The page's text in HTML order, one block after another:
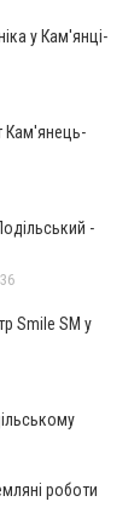
у Кам'янці-
Кам'янець-
-
Smile SM у
роботи